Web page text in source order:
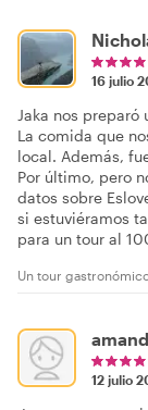
16 julio
Jaka nos
La comida que
local. Además,
Por último, pero
datos sobre
si estuviéramos
para un tour al
Un tour
12 julio